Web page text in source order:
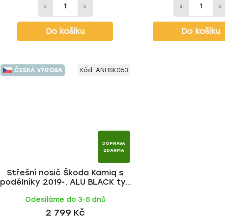
Do košíku Do košíku
ČESKÁ VÝROBA
DOPRAVA
ZDARMA
Střešní nosič Škoda Kamiq s
podélníky 2019-, ALU BLACK tyč
Odesíláme do 3-5 dnů
2 799 Kč
Kód: ANHSK053